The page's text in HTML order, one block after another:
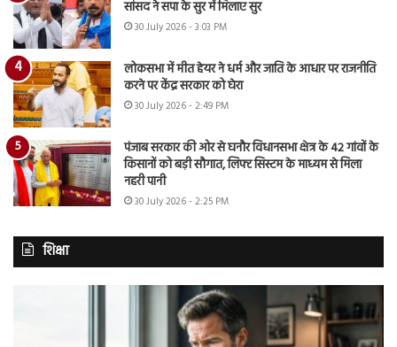
सांसद ने सपा के सुर में मिलाए सुर
30 July 2026 - 3:03 PM
लोकसभा में मीत हेयर ने धर्म और जाति के आधार पर राजनीति
करने पर केंद्र सरकार को घेरा
30 July 2026 - 2:49 PM
पंजाब सरकार की ओर से घनौर विधानसभा क्षेत्र के 42 गांवों के
किसानों को बड़ी सौगात, लिफ्ट सिस्टम के माध्यम से मिला
नहरी पानी
30 July 2026 - 2:25 PM
शिक्षा